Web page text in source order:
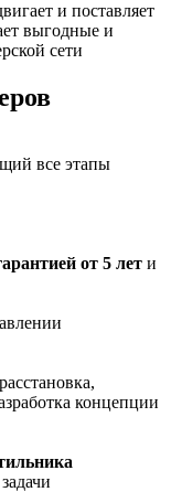
и поставляет
выгодные и
сети
все этапы
от 5 лет и
концепции